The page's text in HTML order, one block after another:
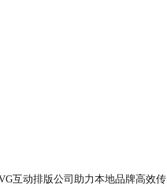
互动排版公司助力本地品牌高效传